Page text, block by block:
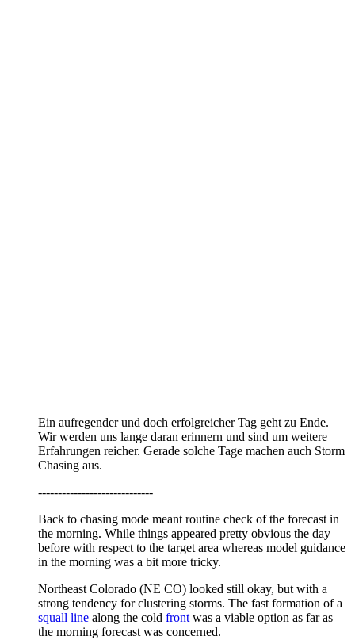
Ein aufregender und doch erfolgreicher Tag geht zu Ende.
Wir werden uns lange daran erinnern und sind um weitere
Erfahrungen reicher. Gerade solche Tage machen auch Storm
Chasing aus.
-----------------------------
Back to chasing mode meant routine check of the forecast in
the morning. While things appeared pretty obvious the day
before with respect to the target area whereas model guidance
in the morning was a bit more tricky.
Northeast Colorado (NE CO) looked still okay, but with a
strong tendency for clustering storms. The fast formation of a
squall line along the cold front was a viable option as far as
the morning forecast was concerned.